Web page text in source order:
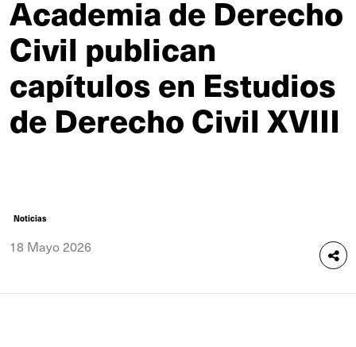
Academia de Derecho
Civil publican
capítulos en Estudios
de Derecho Civil XVIII
Noticias
18 Mayo 2026